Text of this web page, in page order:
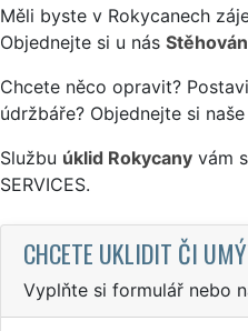
Měli byste v Rokycanech
Objednejte si u nás
Chcete něco opravit?
údržbáře? Objednejte si naše
Službu úklid Rokycanyvám
SERVICES.
CHCETE UKLIDIT ČI
Vyplňte si formulář nebo